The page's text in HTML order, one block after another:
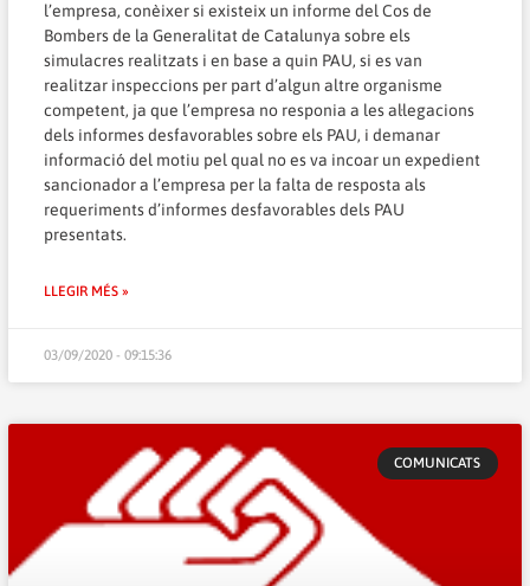
l’empresa, conèixer si existeix un informe del Cos de
Bombers de la Generalitat de Catalunya sobre els
simulacres realitzats i en base a quin PAU, si es van
realitzar inspeccions per part d’algun altre organisme
competent, ja que l’empresa no responia a les al·legacions
dels informes desfavorables sobre els PAU, i demanar
informació del motiu pel qual no es va incoar un expedient
sancionador a l’empresa per la falta de resposta als
requeriments d’informes desfavorables dels PAU
presentats.
LLEGIR MÉS »
03/09/2020 - 09:15:36
COMUNICATS